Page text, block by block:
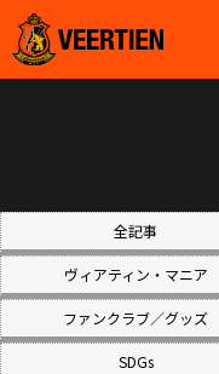
全記事
ヴィアティン・マニア
ファンクラブ／グッズ
SDGs